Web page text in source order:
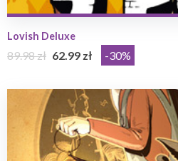
Lovish Deluxe
89.98 zł 62.99 zł -30%